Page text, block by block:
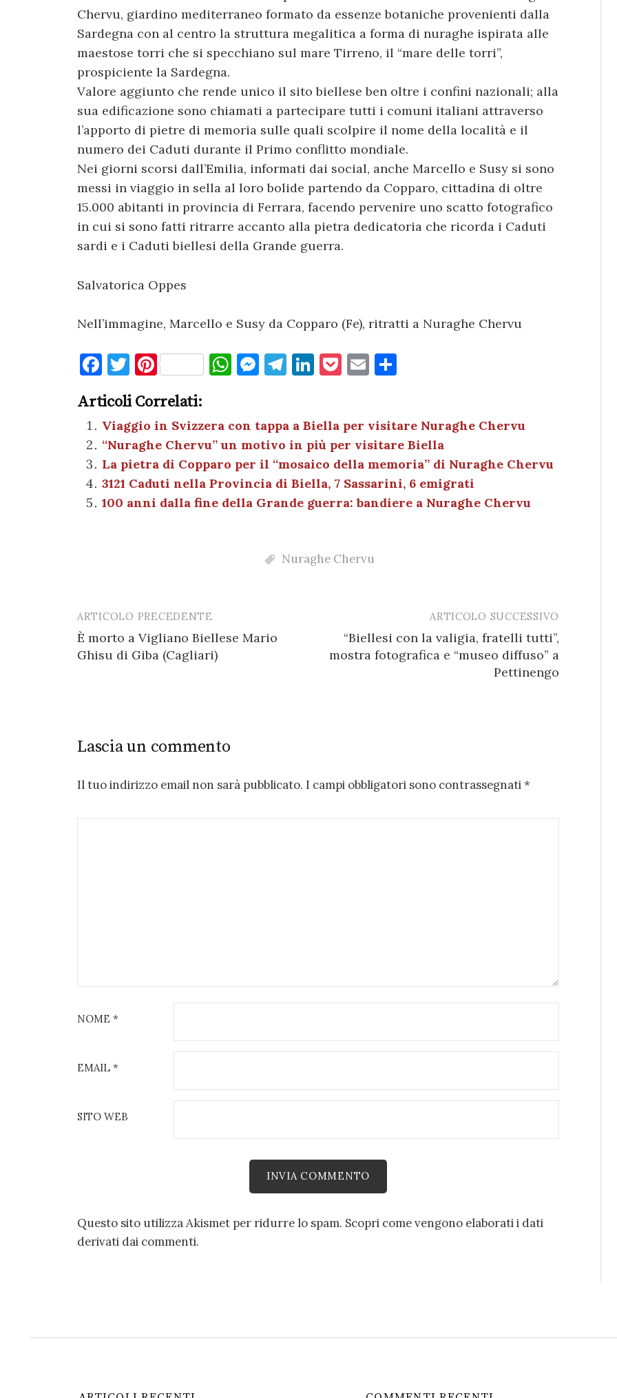
Chervu, giardino mediterraneo formato da essenze botaniche provenienti dalla
Sardegna con al centro la struttura megalitica a forma di nuraghe ispirata alle
maestose torri che si specchiano sul mare Tirreno, il “mare delle torri”,
prospiciente la Sardegna.
Valore aggiunto che rende unico il sito biellese ben oltre i confini nazionali; alla
sua edificazione sono chiamati a partecipare tutti i comuni italiani attraverso
l’apporto di pietre di memoria sulle quali scolpire il nome della località e il
numero dei Caduti durante il Primo conflitto mondiale.
Nei giorni scorsi dall’Emilia, informati dai social, anche Marcello e Susy si sono
messi in viaggio in sella al loro bolide partendo da Copparo, cittadina di oltre
15.000 abitanti in provincia di Ferrara, facendo pervenire uno scatto fotografico
in cui si sono fatti ritrarre accanto alla pietra dedicatoria che ricorda i Caduti
sardi e i Caduti biellesi della Grande guerra.
Salvatorica Oppes
Nell’immagine, Marcello e Susy da Copparo (Fe), ritratti a Nuraghe Chervu
F
c
e
b
o
o
T
it
te
r
Pi
er
es
t
W
s
A
p
p
M
n
g
er
T
gr
a
m
Li
e
dI
n
P
k
et
E
l di
vi
di
Articoli Correlati:
Viaggio in Svizzera con tappa a Biella per visitare Nuraghe Chervu
“Nuraghe Chervu” un motivo in più per visitare Biella
La pietra di Copparo per il “mosaico della memoria” di Nuraghe Chervu
3121 Caduti nella Provincia di Biella, 7 Sassarini, 6 emigrati
100 anni dalla fine della Grande guerra: bandiere a Nuraghe Chervu
Nuraghe Chervu
Post
navigation
ARTICOLO PRECEDENTE
È morto a Vigliano Biellese Mario
Ghisu di Giba (Cagliari)
ARTICOLO SUCCESSIVO
“Biellesi con la valigia, fratelli tutti”,
mostra fotografica e “museo diffuso” a
Pettinengo
Lascia un commento
Il tuo indirizzo email non sarà pubblicato. I campi obbligatori sono contrassegnati*
NOME *
EMAIL *
SITO WEB
Questo sito utilizza Akismet per ridurre lo spam. Scopri come vengono elaborati i dati
derivati dai commenti.